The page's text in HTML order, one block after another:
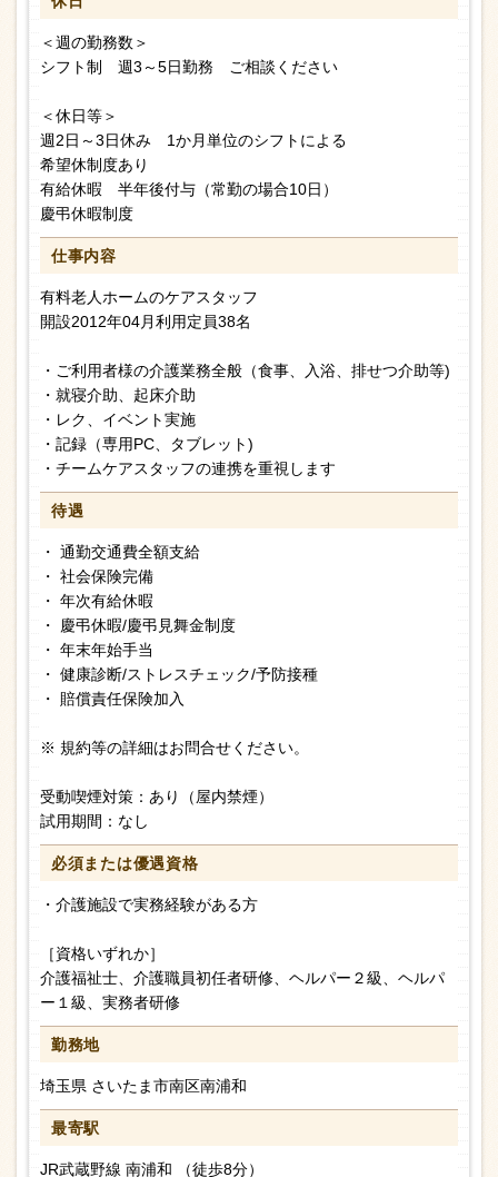
＜週の勤務数＞
シフト制 週3～5日勤務 ご相談ください
＜休日等＞
週2日～3日休み 1か月単位のシフトによる
希望休制度あり
有給休暇 半年後付与（常勤の場合10日）
慶弔休暇制度
仕事内容
有料老人ホームのケアスタッフ
開設2012年04月利用定員38名
・ご利用者様の介護業務全般（食事、入浴、排せつ介助等)
・就寝介助、起床介助
・レク、イベント実施
・記録（専用PC、タブレット)
・チームケアスタッフの連携を重視します
待遇
・ 通勤交通費全額支給
・ 社会保険完備
・ 年次有給休暇
・ 慶弔休暇/慶弔見舞金制度
・ 年末年始手当
・ 健康診断/ストレスチェック/予防接種
・ 賠償責任保険加入
※ 規約等の詳細はお問合せください。
受動喫煙対策：あり（屋内禁煙）
試用期間：なし
必須または優遇資格
・介護施設で実務経験がある方
［資格いずれか］
介護福祉士、介護職員初任者研修、ヘルパー２級、ヘルパ
ー１級、実務者研修
勤務地
埼玉県 さいたま市南区南浦和
最寄駅
JR武蔵野線 南浦和 （徒歩8分）